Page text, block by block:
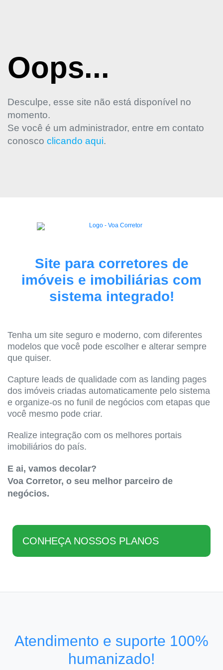
Oops...
Desculpe, esse site não está disponível no
momento.
Se você é um administrador, entre em contato
conosco clicando aqui.
Site para corretores de
imóveis e imobiliárias com
sistema integrado!
Tenha um site seguro e moderno, com diferentes
modelos que você pode escolher e alterar sempre
que quiser.
Capture leads de qualidade com as landing pages
dos imóveis criadas automaticamente pelo sistema
e organize-os no funil de negócios com etapas que
você mesmo pode criar.
Realize integração com os melhores portais
imobiliários do país.
E ai, vamos decolar?
Voa Corretor, o seu melhor parceiro de
negócios.
CONHEÇA NOSSOS PLANOS
Atendimento e suporte 100%
humanizado!